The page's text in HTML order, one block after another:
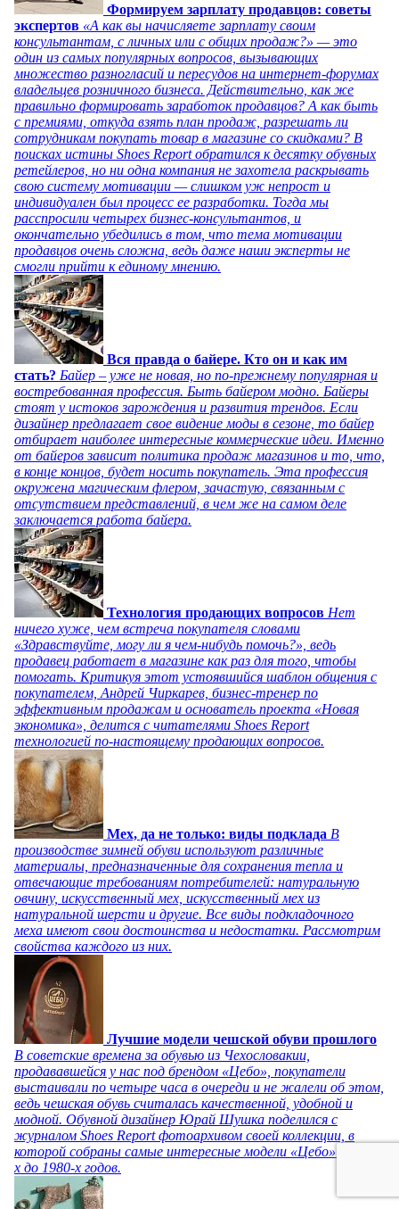
Формируем зарплату продавцов: советы
экспертов «А как вы начисляете зарплату своим
консультантам, с личных или с общих продаж?» — это
один из самых популярных вопросов, вызывающих
множество разногласий и пересудов на интернет-форумах
владельцев розничного бизнеса. Действительно, как же
правильно формировать заработок продавцов? А как быть
с премиями, откуда взять план продаж, разрешать ли
сотрудникам покупать товар в магазине со скидками? В
поисках истины Shoes Report обратился к десятку обувных
ретейлеров, но ни одна компания не захотела раскрывать
свою систему мотивации — слишком уж непрост и
индивидуален был процесс ее разработки. Тогда мы
расспросили четырех бизнес-консультантов, и
окончательно убедились в том, что тема мотивации
продавцов очень сложна, ведь даже наши эксперты не
смогли прийти к единому мнению.
Вся правда о байере. Кто он и как им
стать? Байер – уже не новая, но по-прежнему популярная и
востребованная профессия. Быть байером модно. Байеры
стоят у истоков зарождения и развития трендов. Если
дизайнер предлагает свое видение моды в сезоне, то байер
отбирает наиболее интересные коммерческие идеи. Именно
от байеров зависит политика продаж магазинов и то, что,
в конце концов, будет носить покупатель. Эта профессия
окружена магическим флером, зачастую, связанным с
отсутствием представлений, в чем же на самом деле
заключается работа байера.
Технология продающих вопросов Нет
ничего хуже, чем встреча покупателя словами
«Здравствуйте, могу ли я чем-нибудь помочь?», ведь
продавец работает в магазине как раз для того, чтобы
помогать. Критикуя этот устоявшийся шаблон общения с
покупателем, Андрей Чиркарев, бизнес-тренер по
эффективным продажам и основатель проекта «Новая
экономика», делится с читателями Shoes Report
технологией по-настоящему продающих вопросов.
Мех, да не только: виды подклада В
производстве зимней обуви используют различные
материалы, предназначенные для сохранения тепла и
отвечающие требованиям потребителей: натуральную
овчину, искусственный мех, искусственный мех из
натуральной шерсти и другие. Все виды подкладочного
меха имеют свои достоинства и недостатки. Рассмотрим
свойства каждого из них.
Лучшие модели чешской обуви прошлого
В советские времена за обувью из Чехословакии,
продававшейся у нас под брендом «Цебо», покупатели
выстаивали по четыре часа в очереди и не жалели об этом,
ведь чешская обувь считалась качественной, удобной и
модной. Обувной дизайнер Юрай Шушка поделился с
журналом Shoes Report фотоархивом своей коллекции, в
которой собраны самые интересные модели «Цебо» с 1940-
х до 1980-х годов.